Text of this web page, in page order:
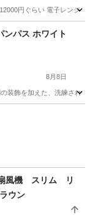
円ぐらい 電子レンジ
パス ホワイト
8月8日
装飾を加えた、洗練され
風機 スリム リ
ウン